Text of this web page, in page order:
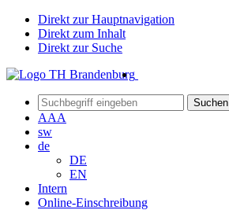
Direkt zur Hauptnavigation
Direkt zum Inhalt
Direkt zur Suche
Suchen
AAA
sw
de
DE
EN
Intern
Online-Einschreibung